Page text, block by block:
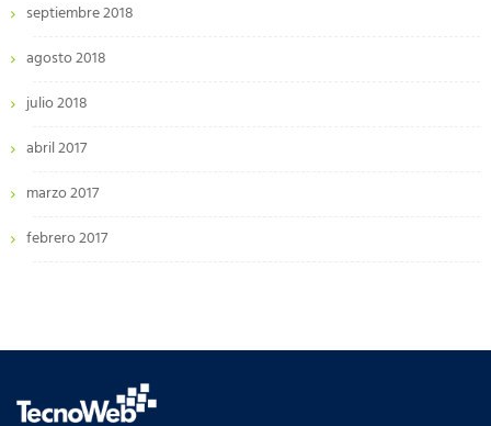
septiembre 2018
agosto 2018
julio 2018
abril 2017
marzo 2017
febrero 2017